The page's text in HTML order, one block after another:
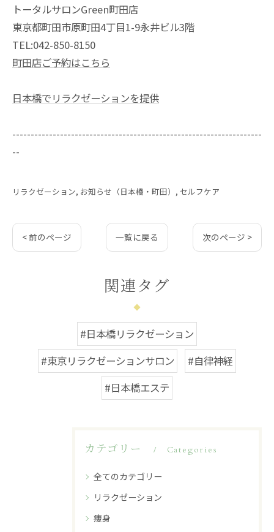
トータルサロンGreen町田店
東京都町田市原町田4丁目1-9永井ビル3階
TEL:042-850-8150
町田店ご予約はこちら
日本橋でリラクゼーションを提供
--------------------------------------------------------------------
--
リラクゼーション お知らせ（日本橋・町田） セルフケア
< 前のページ 一覧に戻る 次のページ >
関連タグ
#日本橋リラクゼーション
#東京リラクゼーションサロン
#自律神経
#日本橋エステ
カテゴリー Categories
全てのカテゴリー
リラクゼーション
痩身